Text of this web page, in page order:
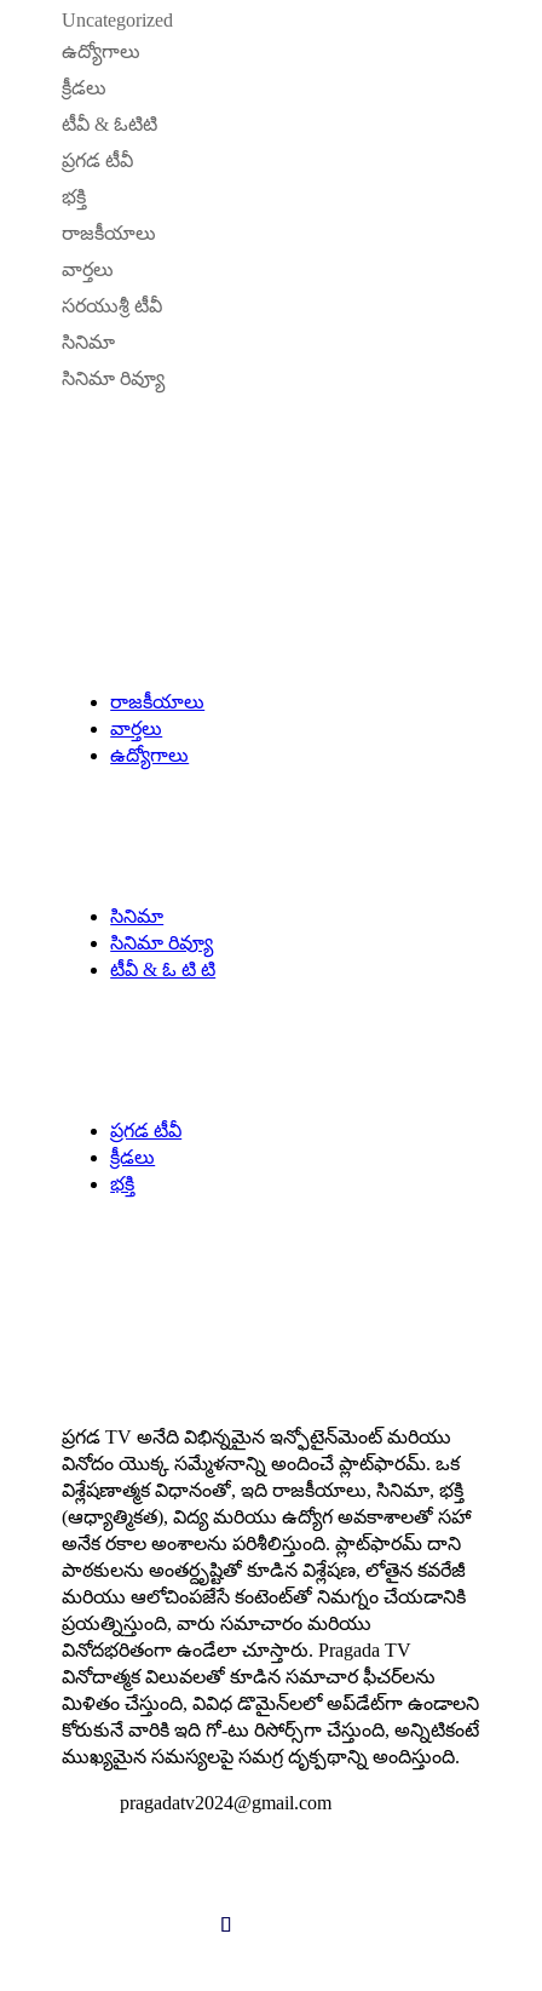
Uncategorized
ఉద్యోగాలు
క్రీడలు
టీవీ & ఓటిటి
ప్రగడ టీవీ
భక్తి
రాజకీయాలు
వార్తలు
సరయుశ్రీ టీవీ
సినిమా
సినిమా రివ్యూ
రాజకీయాలు
వార్తలు
ఉద్యోగాలు
సినిమా
సినిమా రివ్యూ
టీవీ & ఓ టి టి
ప్రగడ టీవీ
క్రీడలు
భక్తి
ప్రగడ TV అనేది విభిన్నమైన ఇన్ఫోటైన్‌మెంట్ మరియు
వినోదం యొక్క సమ్మేళనాన్ని అందించే ప్లాట్‌ఫారమ్. ఒక
విశ్లేషణాత్మక విధానంతో, ఇది రాజకీయాలు, సినిమా, భక్తి
(ఆధ్యాత్మికత), విద్య మరియు ఉద్యోగ అవకాశాలతో సహా
అనేక రకాల అంశాలను పరిశీలిస్తుంది. ప్లాట్‌ఫారమ్ దాని
పాఠకులను అంతర్దృష్టితో కూడిన విశ్లేషణ, లోతైన కవరేజీ
మరియు ఆలోచింపజేసే కంటెంట్‌తో నిమగ్నం చేయడానికి
ప్రయత్నిస్తుంది, వారు సమాచారం మరియు
వినోదభరితంగా ఉండేలా చూస్తారు. Pragada TV
వినోదాత్మక విలువలతో కూడిన సమాచార ఫీచర్‌లను
మిళితం చేస్తుంది, వివిధ డొమైన్‌లలో అప్‌డేట్‌గా ఉండాలని
కోరుకునే వారికి ఇది గో-టు రిసోర్స్‌గా చేస్తుంది, అన్నిటికంటే
ముఖ్యమైన సమస్యలపై సమగ్ర దృక్పథాన్ని అందిస్తుంది.
pragadatv2024@gmail.com